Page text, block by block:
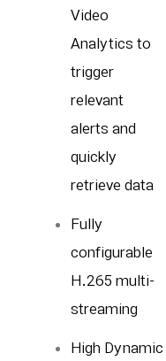
Video
Analytics to
trigger
relevant
alerts and
quickly
retrieve data
Fully
configurable
H.265 multi-
streaming
High Dynamic